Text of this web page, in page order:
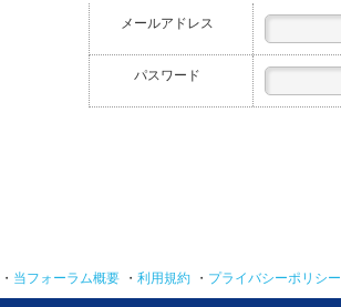
メールアドレス
パスワード
・ 当フォーラム概要 ・ 利用規約 ・ プライバシーポリシー